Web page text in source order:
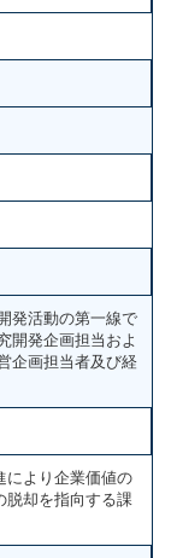
発活動の第一線で
開発企画担当およ
企画担当者及び経
により企業価値の
脱却を指向する課